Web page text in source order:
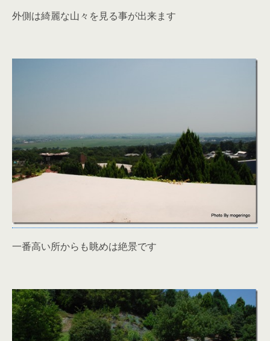
外側は綺麗な山々を見る事が出来ます
一番高い所からも眺めは絶景です